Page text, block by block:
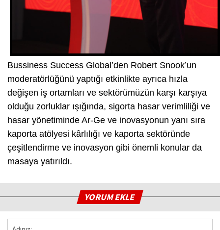
Bussiness Success Global’den Robert Snook’un
moderatörlüğünü yaptığı etkinlikte ayrıca hızla
değişen iş ortamları ve sektörümüzün karşı karşıya
olduğu zorluklar ışığında, sigorta hasar verimliliği ve
hasar yönetiminde Ar-Ge ve inovasyonun yanı sıra
kaporta atölyesi kârlılığı ve kaporta sektöründe
çeşitlendirme ve inovasyon gibi önemli konular da
masaya yatırıldı.
YORUM EKLE